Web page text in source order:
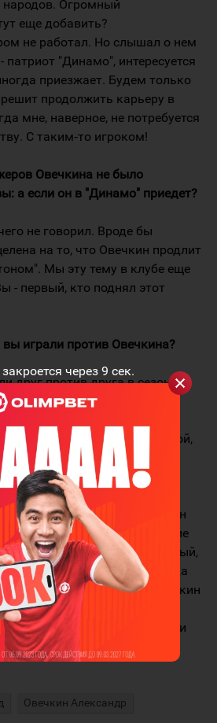
через 9 сек.
народов. Огромный
еще добавить?
не работал. Но слышал о нем
"Динамо", интересуется
приезжает. Будем только
продолжить карьеру в
мне, наверное, не потребуется
С таким‑то игроком!
Овечкина не было
а если он в "Динамо" приедет?
не говорил. Вроде бы
на то, что Овечкин продлит
Мы эту тему в клубе еще
- первый, кто поднял этот
играли против Овечкина?
друг против друга в сезоне
я выступал за "Амур", а
за "Динамо". Помню, был
Овечкин совсем молодой,
на четвертой минуте. Мы
2:3. И еще был матч на
Тогда сборная России
со счетом 9:2, а Овечкин
производил впечатление
Бежал, бросал, напористый,
полный здоровья. Уже тогда
пойдет. Овечкин и Малкин
мотивированные
Многое стерлось из памяти
я помню хорошо, - сказал
Овечкин Александр